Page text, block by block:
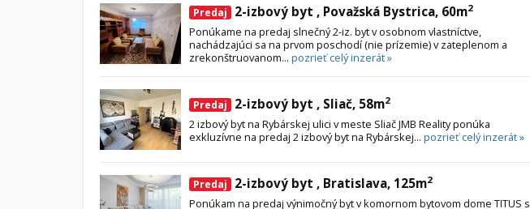
Predaj 2-izbový byt , Považská Bystrica, 60m2
Ponúkame na predaj slnečný 2-iz. byt v osobnom vlastníctve,
nachádzajúci sa na prvom poschodí (nie prízemie) v zateplenom a
zrekonštruovanom... pozrieť celý inzerát »
Predaj 2-izbový byt , Sliač, 58m2
2 izbový byt na Rybárskej ulici v meste Sliač JMB Reality ponúka
exkluzívne na predaj 2 izbový byt na Rybárskej... pozrieť celý inzerát »
Predaj 2-izbový byt , Bratislava, 125m2
Ponúkam na predaj výnimočný byt v komornom bytovom dome TITUS s